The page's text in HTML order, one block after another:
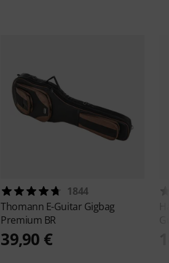
1844
Thomann E-Guitar Gigbag
Premium BR
39,90 €